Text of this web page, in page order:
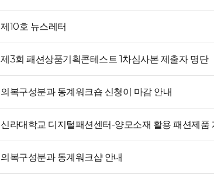
제10호 뉴스레터
제3회 패션상품기획콘테스트 1차심사본 제출자 명단
의복구성분과 동계워크숍 신청이 마감 안내
신라대학교 디지털패션센터-양모소재 활용 패션제품
의복구성분과 동계워크샵 안내